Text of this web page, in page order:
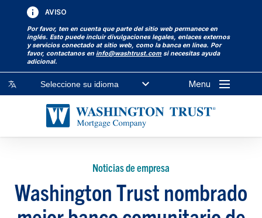
AVISO
Por favor, ten en cuenta que parte del sitio web permanece en
inglés. Esto puede incluir divulgaciones legales, enlaces externos
y servicios conectado at sitio web, como la banca en línea. Por
favor, contactanos eninfo@washtrust.com si necesitas ayuda
adicional.
Seleccione su idioma Menu
Noticias de empresa
Washington Trust nombrado